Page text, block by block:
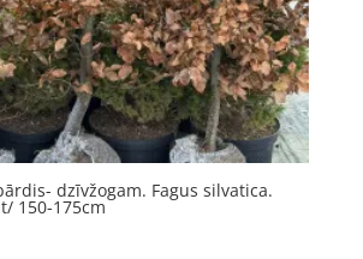
dzīvžogam. Fagus silvatica.
150-175cm